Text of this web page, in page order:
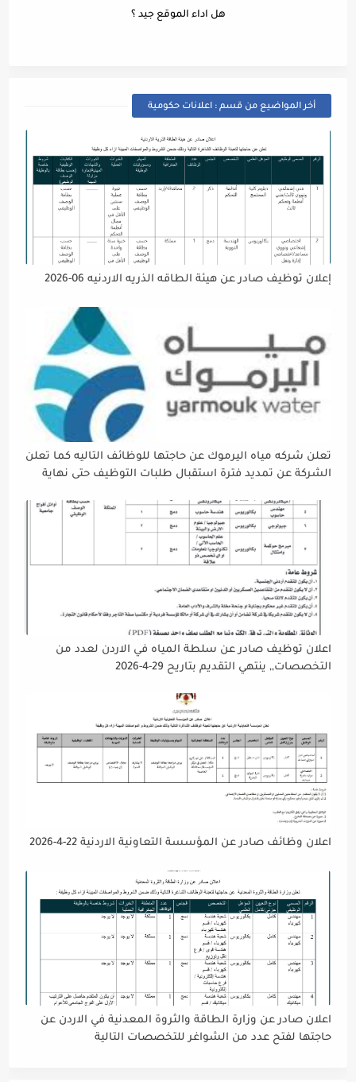
هل اداء الموقع جيد ؟
أخر المواضيع من قسم : اعلانات حكومية
إعلان توظيف صادر عن هيئة الطاقه الذريه الاردنيه 06-2026
تعلن شركه مياه اليرموك عن حاجتها للوظائف التاليه كما تعلن
الشركة عن تمديد فترة استقبال طلبات التوظيف حتى نهاية
إتاحة الفرصة الكافية أمام الجميع لاستكمال إجراءات التقديم.
اعلان توظيف صادر عن سلطة المياه في الاردن لعدد من
التخصصات,, ينتهي التقديم بتاريح 29-4-2026
اعلان وظائف صادر عن المؤسسة التعاونية الاردنية 22-4-2026
اعلان صادر عن وزارة الطاقة والثروة المعدنية في الاردن عن
حاجتها لفتح عدد من الشواغر للتخصصات التالية